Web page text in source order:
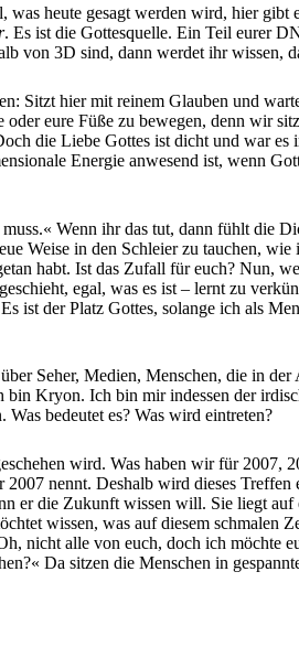
heute gesagt werden wird, hier gibt
. Es ist die Gottesquelle. Ein Teil eurer
von 3D sind, dann werdet ihr wissen,
Sitzt hier mit reinem Glauben und
eure Füße zu bewegen, denn wir
die Liebe Gottes ist dicht und war es
Energie anwesend ist, wenn
Wenn ihr das tut, dann fühlt die
Weise in den Schleier zu tauchen,
habt. Ist das Zufall für euch? Nun,
egal, was es ist – lernt zu
ist der Platz Gottes, solange ich als
Seher, Medien, Menschen, die in der
bin Kryon. Ich bin mir indessen der
bedeutet es? Was wird eintreten?
wird. Was haben wir für 2007,
nennt. Deshalb wird dieses Treffen
er die Zukunft wissen will. Sie liegt auf
wissen, was auf diesem schmalen
nicht alle von euch, doch ich möchte
Da sitzen die Menschen in